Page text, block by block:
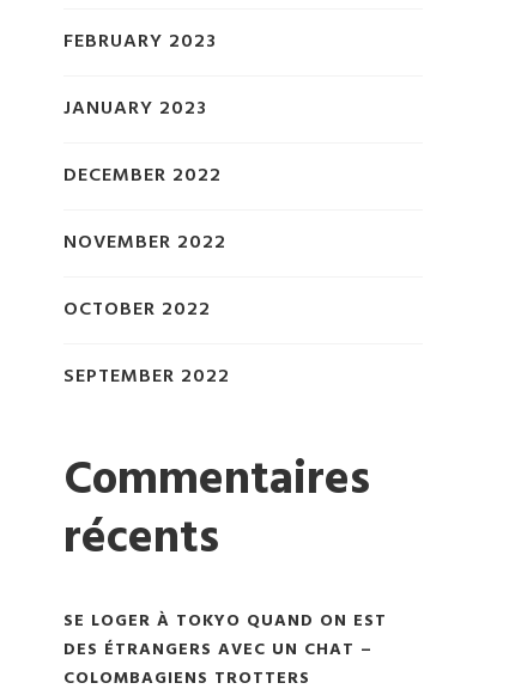
FEBRUARY 2023
JANUARY 2023
DECEMBER 2022
NOVEMBER 2022
OCTOBER 2022
SEPTEMBER 2022
Commentaires
récents
SE LOGER À TOKYO QUAND ON EST
DES ÉTRANGERS AVEC UN CHAT –
COLOMBAGIENS TROTTERS